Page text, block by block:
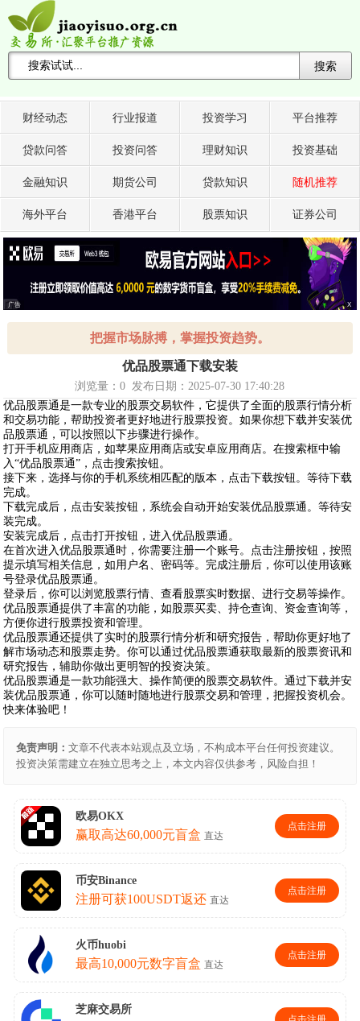
搜索
财经动态 行业报道 投资学习 平台推荐
贷款问答 投资问答 理财知识 投资基础
金融知识 期货公司 贷款知识 随机推荐
海外平台 香港平台 股票知识 证券公司
广告 X
把握市场脉搏，掌握投资趋势。
优品股票通下载安装
浏览量：0 发布日期：2025-07-30 17:40:28
优品股票通是一款专业的股票交易软件，它提供了全面的股票行情分析
和交易功能，帮助投资者更好地进行股票投资。如果你想下载并安装优
品股票通，可以按照以下步骤进行操作。
打开手机应用商店，如苹果应用商店或安卓应用商店。在搜索框中输
入“优品股票通”，点击搜索按钮。
接下来，选择与你的手机系统相匹配的版本，点击下载按钮。等待下载
完成。
下载完成后，点击安装按钮，系统会自动开始安装优品股票通。等待安
装完成。
安装完成后，点击打开按钮，进入优品股票通。
在首次进入优品股票通时，你需要注册一个账号。点击注册按钮，按照
提示填写相关信息，如用户名、密码等。完成注册后，你可以使用该账
号登录优品股票通。
登录后，你可以浏览股票行情、查看股票实时数据、进行交易等操作。
优品股票通提供了丰富的功能，如股票买卖、持仓查询、资金查询等，
方便你进行股票投资和管理。
优品股票通还提供了实时的股票行情分析和研究报告，帮助你更好地了
解市场动态和股票走势。你可以通过优品股票通获取最新的股票资讯和
研究报告，辅助你做出更明智的投资决策。
优品股票通是一款功能强大、操作简便的股票交易软件。通过下载并安
装优品股票通，你可以随时随地进行股票交易和管理，把握投资机会。
快来体验吧！
免责声明：文章不代表本站观点及立场，不构成本平台任何投资建议。
投资决策需建立在独立思考之上，本文内容仅供参考，风险自担！